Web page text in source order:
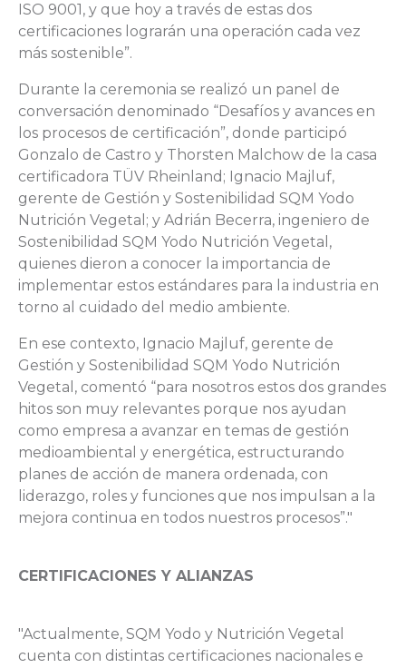
ISO 9001, y que hoy a través de estas dos
certificaciones lograrán una operación cada vez
más sostenible”.
Durante la ceremonia se realizó un panel de
conversación denominado “Desafíos y avances en
los procesos de certificación”, donde participó
Gonzalo de Castro y Thorsten Malchow de la casa
certificadora TÜV Rheinland; Ignacio Majluf,
gerente de Gestión y Sostenibilidad SQM Yodo
Nutrición Vegetal; y Adrián Becerra, ingeniero de
Sostenibilidad SQM Yodo Nutrición Vegetal,
quienes dieron a conocer la importancia de
implementar estos estándares para la industria en
torno al cuidado del medio ambiente.
En ese contexto, Ignacio Majluf, gerente de
Gestión y Sostenibilidad SQM Yodo Nutrición
Vegetal, comentó “para nosotros estos dos grandes
hitos son muy relevantes porque nos ayudan
como empresa a avanzar en temas de gestión
medioambiental y energética, estructurando
planes de acción de manera ordenada, con
liderazgo, roles y funciones que nos impulsan a la
mejora continua en todos nuestros procesos”."
CERTIFICACIONES Y ALIANZAS
"Actualmente, SQM Yodo y Nutrición Vegetal
cuenta con distintas certificaciones nacionales e